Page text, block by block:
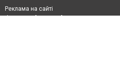
Реклама на сайті